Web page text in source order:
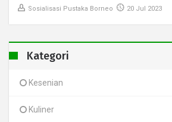
Sosialisasi Pustaka Borneo 20 Jul 2023
Kategori
Kesenian
Kuliner